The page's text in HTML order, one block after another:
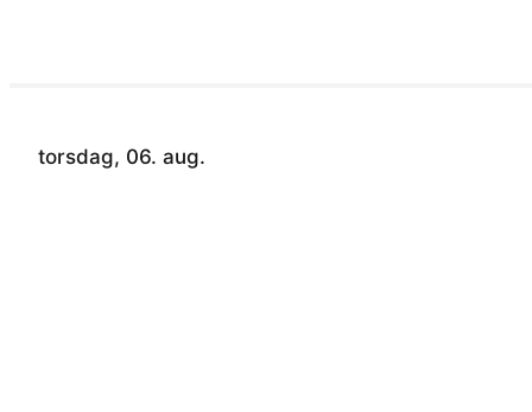
torsdag, 06. aug.